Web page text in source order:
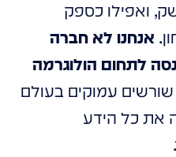
ואפילו כספק
אנחנו לא חברה
לתחום הולוגרמה
עמוקים בעולם
את כל הידע